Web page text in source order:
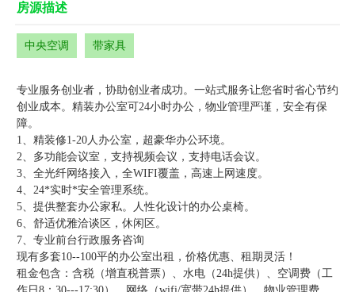
房源描述
中央空调 带家具
专业服务创业者，协助创业者成功。一站式服务让您省时省心节约
创业成本。精装办公室可24小时办公，物业管理严谨，安全有保
障。
1、精装修1-20人办公室，超豪华办公环境。
2、多功能会议室，支持视频会议，支持电话会议。
3、全光纤网络接入，全WIFI覆盖，高速上网速度。
4、24*实时*安全管理系统。
5、提供整套办公家私。人性化设计的办公桌椅。
6、舒适优雅洽谈区，休闲区。
7、专业前台行政服务咨询
现有多套10--100平的办公室出租，价格优惠、租期灵活！
租金包含：含税（增直税普票）、水电（24h提供）、空调费（工